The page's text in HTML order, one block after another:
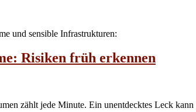
und sensible Infrastrukturen:
Risiken früh erkennen
zählt jede Minute. Ein unentdecktes Leck